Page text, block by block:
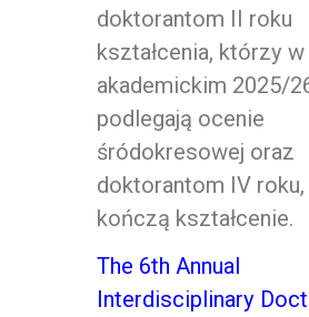
doktorantom II roku
kształcenia, którzy
akademickim 2025/
podlegają ocenie
śródokresowej oraz
doktorantom IV
kończą kształcenie.
The 6th Annual
Interdisciplinary